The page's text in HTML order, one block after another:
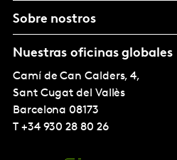
Sobre nostros
Nuestras oficinas globales
Camí de Can Calders, 4,
Sant Cugat del Vallès
Barcelona 08173
T +34 930 28 80 26